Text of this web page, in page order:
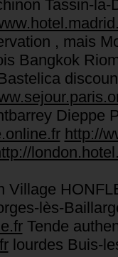
Tassin-
, mais
Bangkok
Dieppe
http://
Village
lès-
Tende
lourdes Buis-